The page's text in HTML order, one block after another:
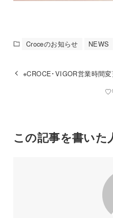
Croceのお知らせ NEWS
※CROCE･VIGOR営業時間
この記事を書いた